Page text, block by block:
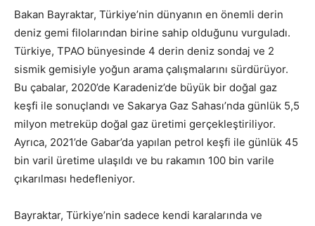
Bakan Bayraktar, Türkiye’nin dünyanın en önemli derin
deniz gemi filolarından birine sahip olduğunu vurguladı.
Türkiye, TPAO bünyesinde 4 derin deniz sondaj ve 2
sismik gemisiyle yoğun arama çalışmalarını sürdürüyor.
Bu çabalar, 2020’de Karadeniz’de büyük bir doğal gaz
keşfi ile sonuçlandı ve Sakarya Gaz Sahası’nda günlük 5,5
milyon metreküp doğal gaz üretimi gerçekleştiriliyor.
Ayrıca, 2021’de Gabar’da yapılan petrol keşfi ile günlük 45
bin varil üretime ulaşıldı ve bu rakamın 100 bin varile
çıkarılması hedefleniyor.
Bayraktar, Türkiye’nin sadece kendi karalarında ve